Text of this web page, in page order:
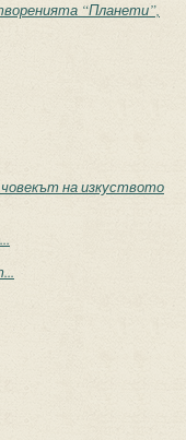
“Планети”,
на изкуството